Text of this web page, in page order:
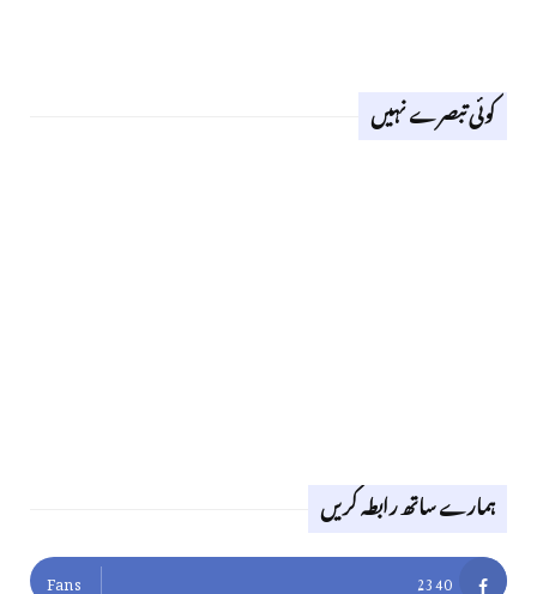
کوئی تبصرے نہیں
ہمارے ساتھ رابطہ کریں
2340
Fans